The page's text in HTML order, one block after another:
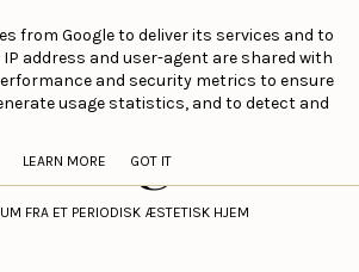
Sirlig
FRA ET PERIODISK ÆSTETISK HJEM
from Google to deliver its services and to
address and user-agent are shared with
and security metrics to ensure
usage statistics, and to detect and
LEARN MORE GOT IT